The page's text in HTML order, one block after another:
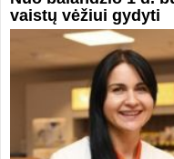
vaistų vėžiui gydyti